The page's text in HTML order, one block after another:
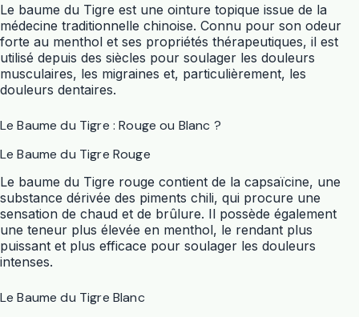
Le baume du Tigre est une ointure topique issue de la
médecine traditionnelle chinoise. Connu pour son odeur
forte au menthol et ses propriétés thérapeutiques, il est
utilisé depuis des siècles pour soulager les douleurs
musculaires, les migraines et, particulièrement, les
douleurs dentaires.
Le Baume du Tigre : Rouge ou Blanc ?
Le Baume du Tigre Rouge
Le baume du Tigre rouge contient de la capsaïcine, une
substance dérivée des piments chili, qui procure une
sensation de chaud et de brûlure. Il possède également
une teneur plus élevée en menthol, le rendant plus
puissant et plus efficace pour soulager les douleurs
intenses.
Le Baume du Tigre Blanc